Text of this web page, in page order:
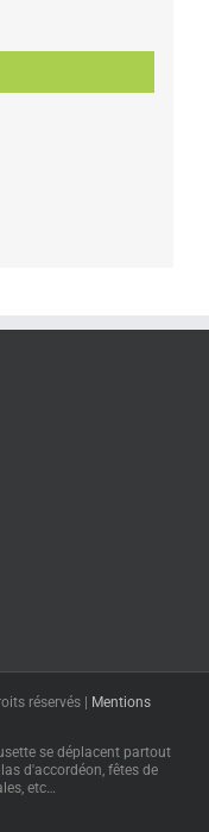
réservés |
Mentions
se déplacent partout
d'accordéon, fêtes de
etc…